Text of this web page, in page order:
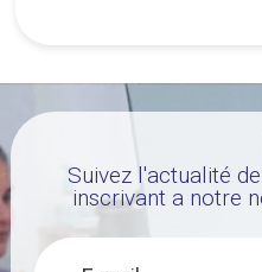
Suivez l'actualité
inscrivant a notre